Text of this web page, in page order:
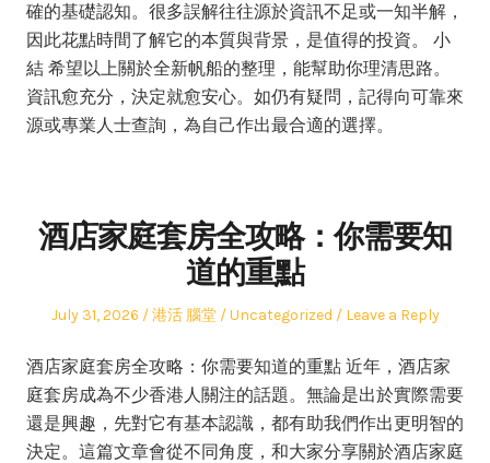
確的基礎認知。很多誤解往往源於資訊不足或一知半解，
因此花點時間了解它的本質與背景，是值得的投資。 小
結 希望以上關於全新帆船的整理，能幫助你理清思路。
資訊愈充分，決定就愈安心。如仍有疑問，記得向可靠來
源或專業人士查詢，為自己作出最合適的選擇。
酒店家庭套房全攻略：你需要知
道的重點
Posted
July 31, 2026 Author
港活 腦堂
Posted
Uncategorized Leave a Reply
酒店家庭套房全攻略：你需要知道的重點 近年，酒店家
庭套房成為不少香港人關注的話題。無論是出於實際需要
還是興趣，先對它有基本認識，都有助我們作出更明智的
決定。這篇文章會從不同角度，和大家分享關於酒店家庭